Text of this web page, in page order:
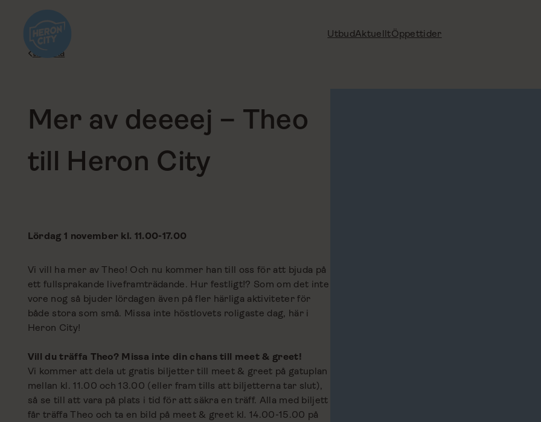
innehåll
UtbudAktuelltÖppettider
tillbaka
Mer av deeeej – Theo
till Heron City
Lördag 1 november kl. 11.00-17.00
Vi vill ha mer av Theo! Och nu kommer han till oss för att bjuda på
ett fullsprakande liveframträdande. Hur festligt!? Som om det inte
vore nog så bjuder lördagen även på fler härliga aktiviteter för
både stora som små. Missa inte höstlovets roligaste dag, här i
Heron City!
Vill du träffa Theo? Missa inte din chans till meet & greet!
Vi kommer att dela ut gratis biljetter till meet & greet på gatuplan
mellan kl. 11.00 och 13.00 (eller fram tills att biljetterna tar slut),
så se till att vara på plats i tid för att säkra en träff. Alla med biljett
får träffa Theo och ta en bild på meet & greet kl. 14.00-15.00 på